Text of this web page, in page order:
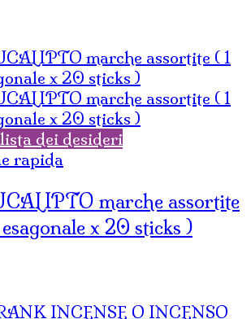
dei desideri
rapida
marche assortite
x 20 sticks )